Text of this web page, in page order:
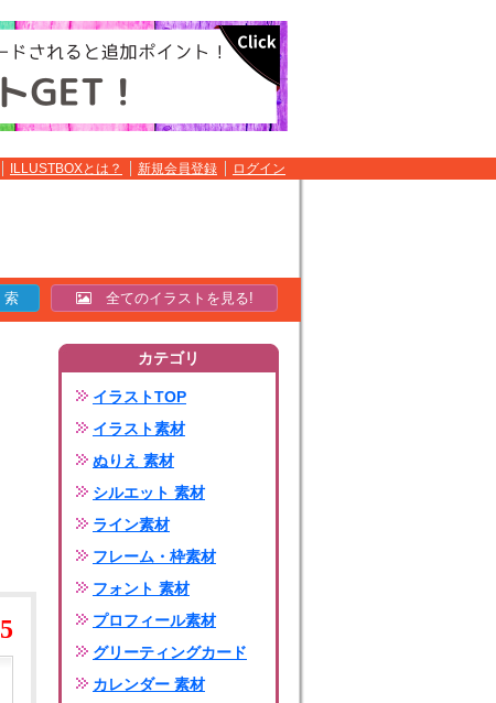
ILLUSTBOXとは？ 新規会員登録 ログイン
全てのイラストを見る!
5
カテゴリ
イラストTOP
イラスト素材
ぬりえ 素材
シルエット 素材
ライン素材
フレーム・枠素材
フォント 素材
プロフィール素材
グリーティングカード
カレンダー 素材